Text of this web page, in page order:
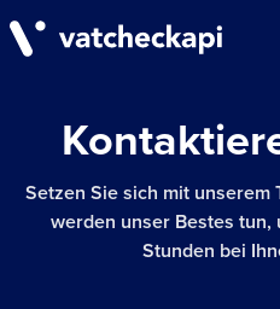
Setzen Sie sich mit unserem
werden unser Bestes
Stunden bei